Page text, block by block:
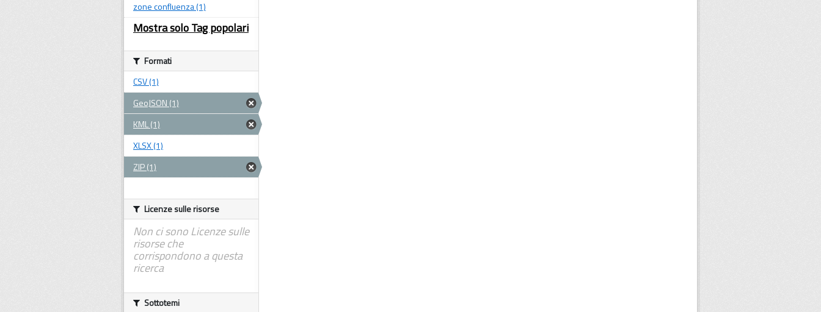
zone confluenza (1)
Mostra solo Tag popolari
Formati
CSV (1)
GeoJSON (1)
KML (1)
XLSX (1)
ZIP (1)
Licenze sulle risorse
Non ci sono Licenze sulle
risorse che
corrispondono a questa
ricerca
Sottotemi